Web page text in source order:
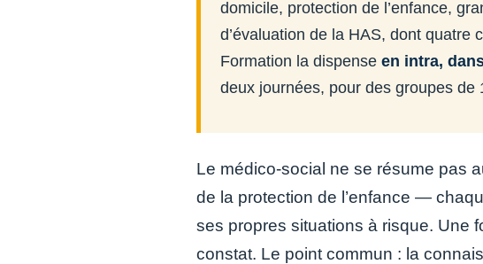
domicile, protection de l’enfance,
d’évaluation de la HAS, dont quatre
Formation la dispense en intra,
deux journées, pour des groupes de
Le médico-social ne se résume pas
de la protection de l’enfance —
ses propres situations à risque. Une
constat. Le point commun : la